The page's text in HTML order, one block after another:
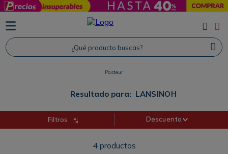
¿Qué producto buscas?
Pasteur
Resultado para: LANSINOH
Filtros Descuento
4 productos
TÉRMINOS MÁS BUSCADOS
1. Protector Solar
2. Proteina